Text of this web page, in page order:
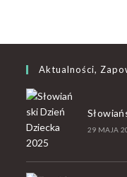
Aktualności,
29 MAJA